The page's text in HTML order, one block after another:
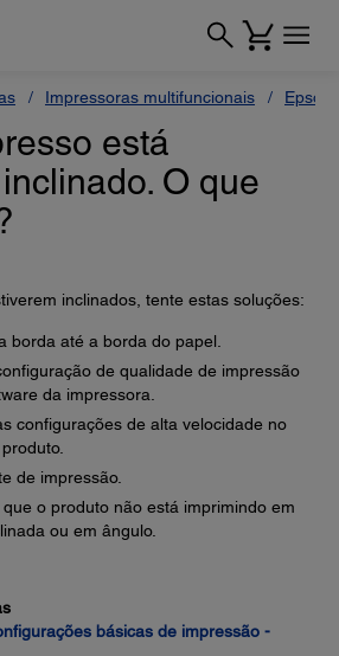
Impressoras multifuncionais Epson
está
O que
inclinados, tente estas soluções:
borda até a borda do papel.
de qualidade de impressão
da impressora.
configurações de alta velocidade no
de impressão.
o produto não está imprimindo em
ou em ângulo.
básicas de impressão -